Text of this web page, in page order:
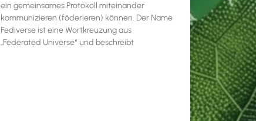
ein gemeinsames Protokoll miteinander
kommunizieren (föderieren) können. Der Name
Fediverse ist eine Wortkreuzung aus
„Federated Universe“ und beschreibt